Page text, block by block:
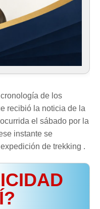
de los
recibió la noticia de la
el sábado por la
instante se
de trekking .